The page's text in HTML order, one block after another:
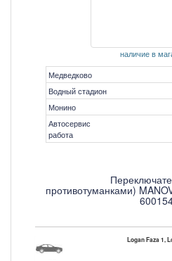
наличие в
Медведково
Водный стадион
Монино
Автосервис
работа
противотуманками)
Logan Faza 1,